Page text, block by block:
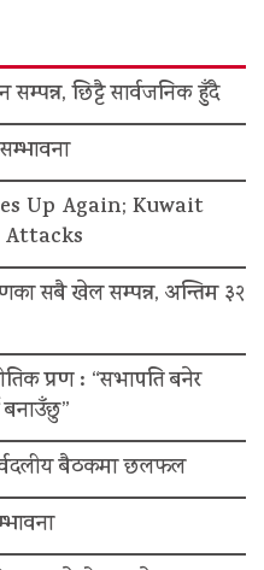
छिट्टै सार्वजनिक हुँदै
Up Again; Kuwait
सबै खेल सम्पन्न, अन्तिम ३२
प्रण : “सभापति बनेर
बनाउँछु”
बैठकमा छलफल